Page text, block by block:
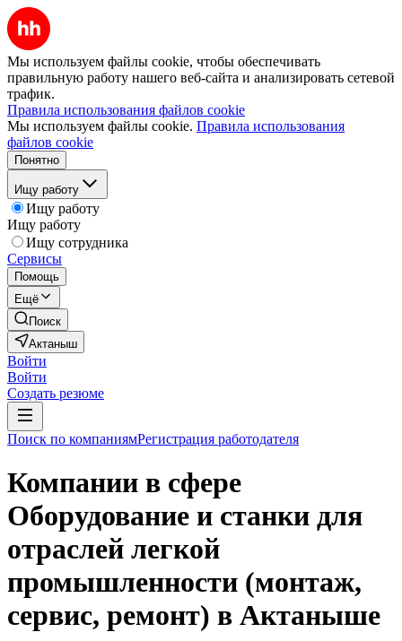
Мы используем файлы cookie, чтобы обеспечивать
правильную работу нашего веб-сайта и анализировать сетевой
трафик.
Правила использования файлов cookie
Мы используем файлы cookie. Правила использования
файлов cookie
Понятно
Ищу работу
Ищу работу
Ищу работу
Ищу сотрудника
Сервисы
Помощь
Ещё
Поиск
Актаныш
Войти
Войти
Создать резюме
Поиск по компаниямРегистрация работодателя
Компании в сфере
Оборудование и станки для
отраслей легкой
промышленности (монтаж,
сервис, ремонт) в Актаныше